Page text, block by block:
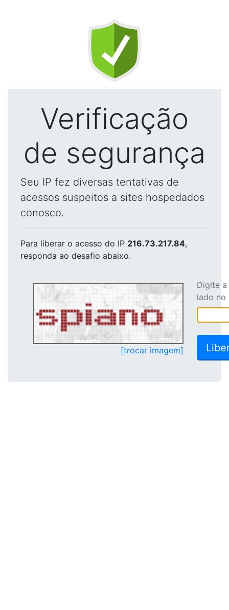
Verificação
de segurança
Seu IP fez diversas tentativas de
acessos suspeitos a sites hospedados
conosco.
Para liberar o acesso do IP 216.73.217.84,
responda ao desafio abaixo.
[trocar imagem]
Digite
lado no